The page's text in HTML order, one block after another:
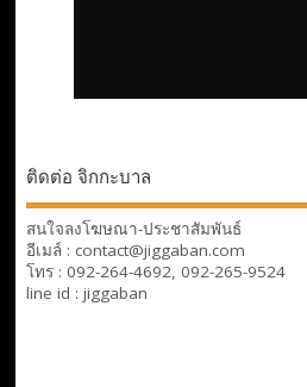
ติดต่อ จิกกะบาล
สนใจลงโฆษณา-ประชาสัมพันธ์
อีเมล์ : contact@jiggaban.com
โทร : 092-264-4692, 092-265-9524
line id : jiggaban